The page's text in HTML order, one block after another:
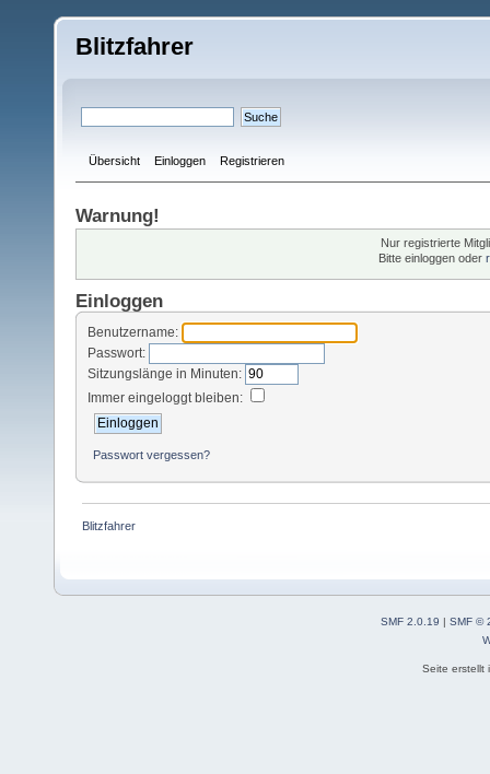
Blitzfahrer
Übersicht Einloggen Registrieren
Warnung!
Nur registrierte
Bitte einloggen oder
Einloggen
Benutzername:
Passwort:
Sitzungslänge in Minuten:
Immer eingeloggt bleiben:
Passwort vergessen?
Blitzfahrer
SMF 2.0.19 | SMF ©
Seite erstellt